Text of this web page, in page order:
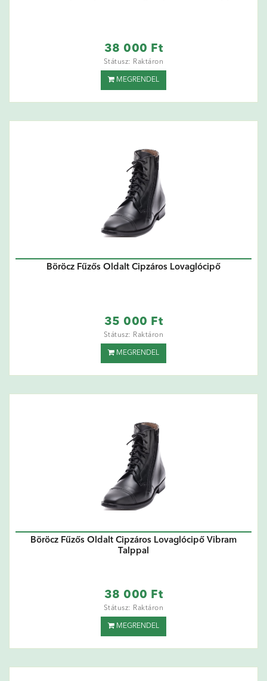
38 000 Ft
Státusz: Raktáron
MEGRENDEL
Böröcz Fűzős Oldalt Cipzáros Lovaglócipő
35 000 Ft
Státusz: Raktáron
MEGRENDEL
Böröcz Fűzős Oldalt Cipzáros Lovaglócipő Vibram
Talppal
38 000 Ft
Státusz: Raktáron
MEGRENDEL